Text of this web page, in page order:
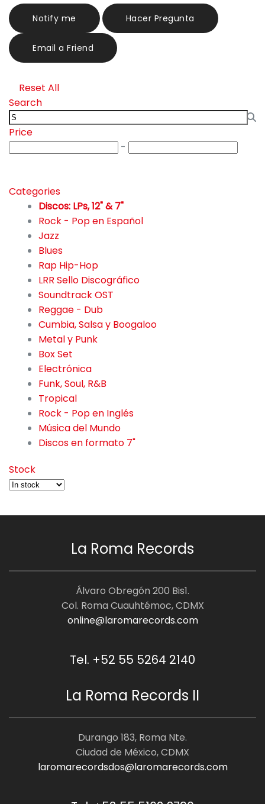
Notify me Hacer Pregunta
Email a Friend
Reset All
Search
Price
-
Categories
Discos: LPs, 12" & 7"
Rock - Pop en Español
Jazz
Blues
Rap Hip-Hop
LRR Sello Discográfico
Soundtrack OST
Reggae - Dub
Cumbia, Salsa y Boogaloo
Metal y Punk
Box Set
Electrónica
Funk, Soul, R&B
Tropical
Rock - Pop en Inglés
Música del Mundo
Discos en formato 7"
Stock
La Roma Records
Álvaro Obregón 200 Bis1.
Col. Roma Cuauhtémoc, CDMX
online@laromarecords.com
Tel. +52 55 5264 2140
La Roma Records II
Durango 183, Roma Nte.
Ciudad de México, CDMX
laromarecordsdos@laromarecords.com